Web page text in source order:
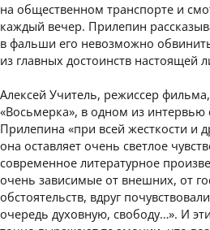
на общественном транспорте и
каждый вечер. Прилепин
в фальши его невозможно
из главных достоинств настоящей
Алексей Учитель, режиссер
«Восьмерка», в одном из интервью
Прилепина «при всей жесткости и
она оставляет очень светлое
современное литературное
очень зависимые от внешних, от
обстоятельств, вдруг
очередь духовную, свободу…». И